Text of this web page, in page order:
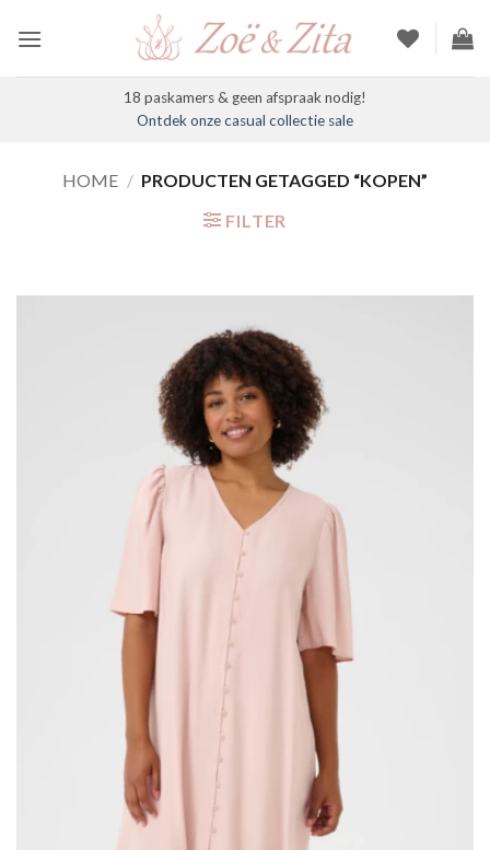
naar
18 paskamers & geen afspraak nodig!
Ontdek onze casual collectie sale
HOME / PRODUCTEN GETAGGED “KOPEN”
FILTER